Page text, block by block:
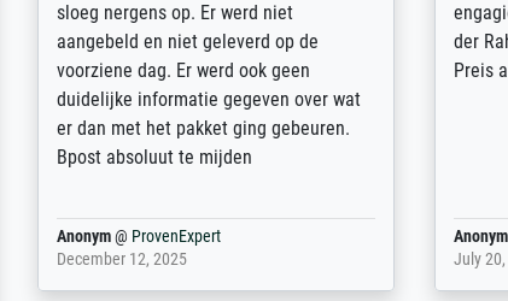
sehr sorgfältig und sicher verpackt, so
dass es unbeschadet bei uns ankam. Es
wird nicht unser letzter Meisterdruck
sein. Vielen Dank!
Reinhold,@ProvenExpert
April 22, 2026